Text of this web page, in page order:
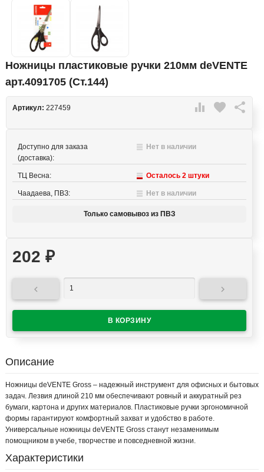
Ножницы пластиковые ручки 210мм deVENTE
арт.4091705 (Ст.144)
 favorite 
Артикул: 227459
Доступно для заказа
(доставка):
Нет в наличии
ТЦ Весна: Осталось 2 штуки
Чаадаева, ПВЗ: Нет в наличии
Только самовывоз из ПВЗ
202 ₽
 
Описание
Ножницы deVENTE Gross – надежный инструмент для офисных и бытовых
задач. Лезвия длиной 210 мм обеспечивают ровный и аккуратный рез
бумаги, картона и других материалов. Пластиковые ручки эргономичной
формы гарантируют комфортный захват и удобство в работе.
Универсальные ножницы deVENTE Gross станут незаменимым
помощником в учебе, творчестве и повседневной жизни.
Характеристики